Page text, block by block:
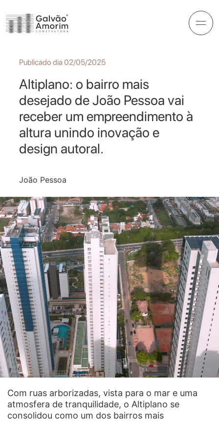
Publicado dia 02/05/2025
Altiplano: o bairro mais
desejado de João Pessoa vai
receber um empreendimento à
altura unindo inovação e
design autoral.
João Pessoa
Com ruas arborizadas, vista para o mar e uma
atmosfera de tranquilidade, o Altiplano se
consolidou como um dos bairros mais